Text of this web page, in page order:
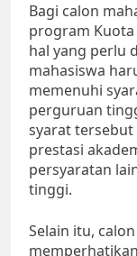
Bagi calon
program Kuota
hal yang perlu
mahasiswa
memenuhi
perguruan
syarat
prestasi
persyaratan
tinggi.
Selain itu,